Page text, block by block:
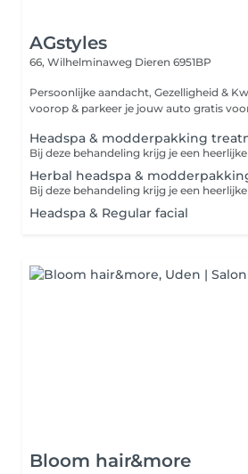
AGstyles
66, Wilhelminaweg Dieren 6951BP
Persoonlijke aandacht, Gezelligheid &
voorop & parkeer je jouw auto gratis
Headspa & modderpakking
Herbal headspa &
Headspa & Regular facial
Bloom hair&more